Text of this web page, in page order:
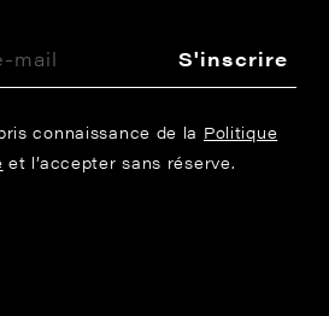
S'inscrire
connaissance de la Politique
et l’accepter sans réserve.